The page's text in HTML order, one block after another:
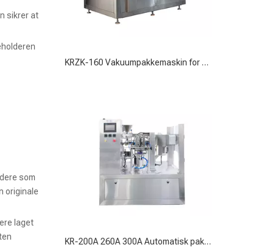
sikrer at
som
originale
laget
KR-200A 260A 300A Automatisk pakkemaskin Stort parti
KRZK-300 høyhastighets posematingsvakuumpakkemaskin for storskalaoperasjoner